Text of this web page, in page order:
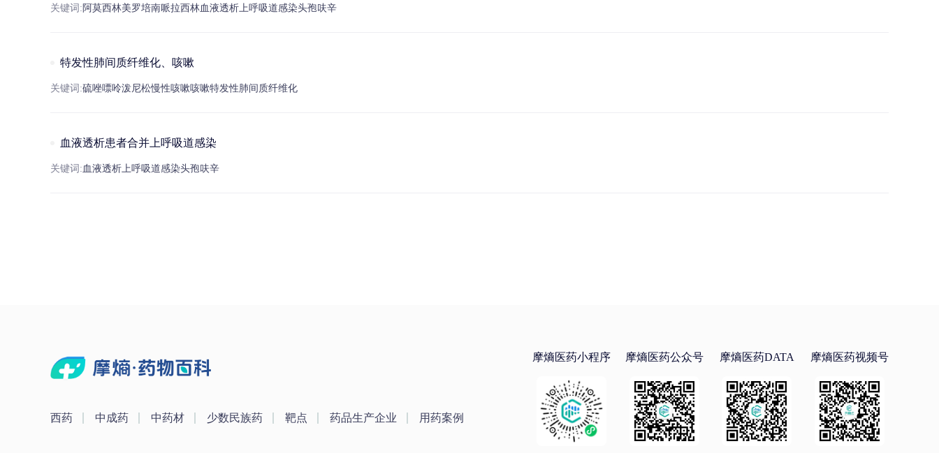
关键词: 阿莫西林美罗培南哌拉西林血液透析上呼吸道感染头孢呋辛
特发性肺间质纤维化、咳嗽
关键词:硫唑嘌呤泼尼松慢性咳嗽咳嗽特发性肺间质纤维化
血液透析患者合并上呼吸道感染
关键词: 血液透析上呼吸道感染头孢呋辛
西药 中成药 中药材 少数民族药 靶点 药品生产企业 用药案例
摩熵医药小程序 摩熵医药公众号 摩熵医药DATA 摩熵医药视频号